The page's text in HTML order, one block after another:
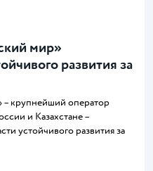
мир»
развития за
– крупнейший оператор
и Казахстане –
устойчивого развития за